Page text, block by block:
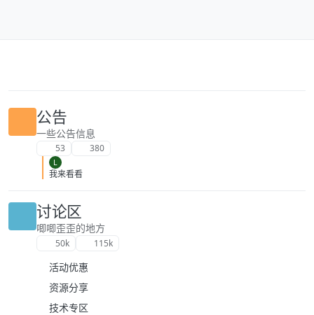
公告
一些公告信息
53 380
L
我来看看
讨论区
唧唧歪歪的地方
50k 115k
活动优惠
资源分享
技术专区